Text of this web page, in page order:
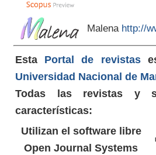
Malena http://
Esta Portal de revistas
Universidad Nacional de
Todas las revistas y
características:
Utilizan el software libre
Open Journal Systems